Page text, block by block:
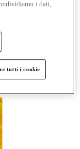
i dati,
tutti i cookie